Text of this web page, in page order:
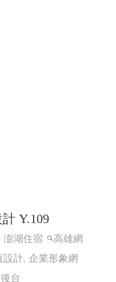
Y.109
澎湖住宿
高雄網
設計, 企業形象網
台